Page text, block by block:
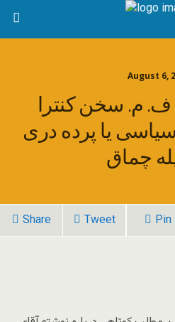
August 6,
ف.‌ م. سخن کنترا
یا پرده دری
چماق
Share Tweet Pin